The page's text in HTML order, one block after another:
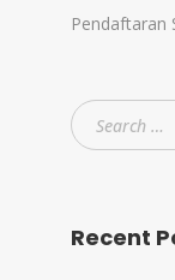
Pendaftaran
Recent